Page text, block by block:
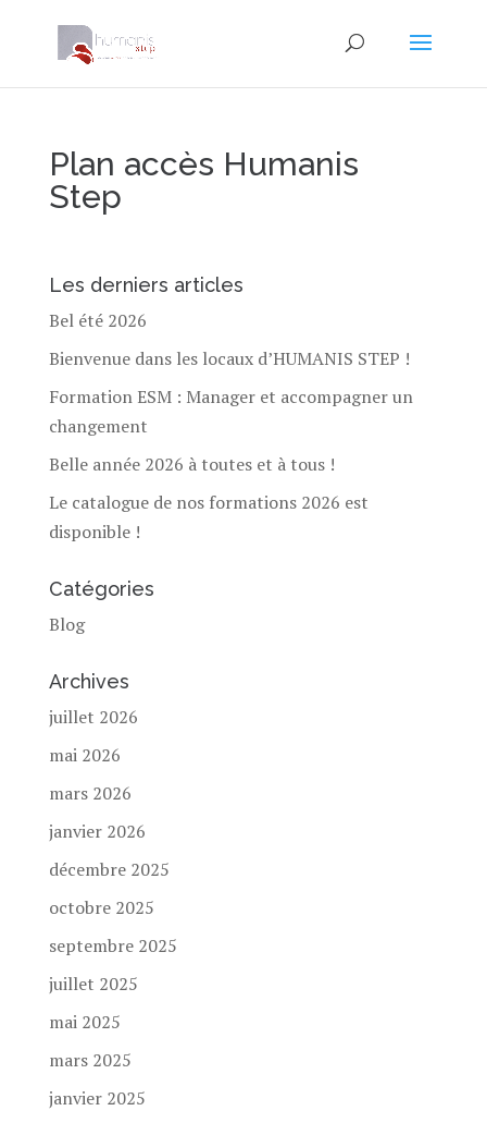
Plan accès Humanis
Step
Les derniers articles
Bel été 2026
Bienvenue dans les locaux d’HUMANIS STEP !
Formation ESM : Manager et accompagner un
changement
Belle année 2026 à toutes et à tous !
Le catalogue de nos formations 2026 est
disponible !
Catégories
Blog
Archives
juillet 2026
mai 2026
mars 2026
janvier 2026
décembre 2025
octobre 2025
septembre 2025
juillet 2025
mai 2025
mars 2025
janvier 2025